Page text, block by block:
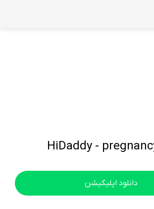
HiDaddy -
دانلود اپلیکیشن